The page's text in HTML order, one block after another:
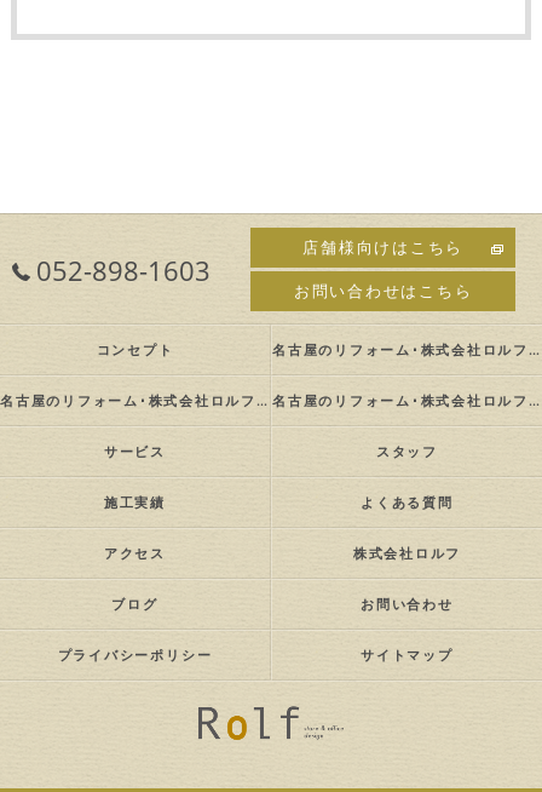
052-898-1603
店舗様向けはこちら
お問い合わせはこちら
コンセプト 名古屋のリフォーム･株式会社ロルフの口コミ情報
名古屋のリフォーム･株式会社ロルフの評判 名古屋のリフォーム･株式会社ロルフのお客様の声
サービス スタッフ
施工実績 よくある質問
アクセス 株式会社ロルフ
ブログ お問い合わせ
プライバシーポリシー サイトマップ